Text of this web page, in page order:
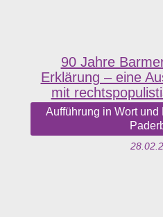
90 Jahre
Erklärung – eine
mit
Aufführung in Wort und